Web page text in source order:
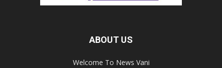
ABOUT US
Welcome To News Vani